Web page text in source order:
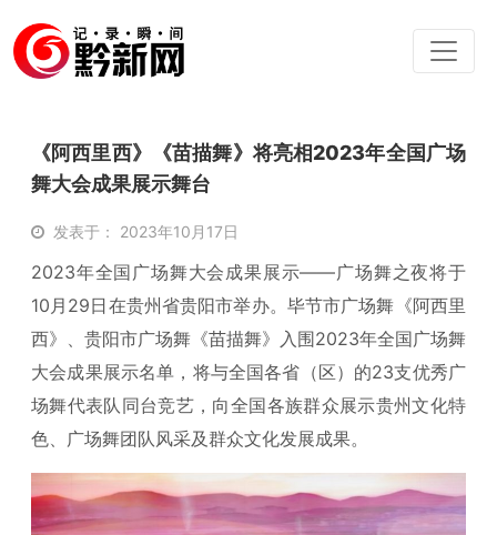
《阿西里西》《苗描舞》将亮相2023年全国广场
舞大会成果展示舞台
发表于： 2023年10月17日
2023年全国广场舞大会成果展示——广场舞之夜将于
10月29日在贵州省贵阳市举办。毕节市广场舞《阿西里
西》、贵阳市广场舞《苗描舞》入围2023年全国广场舞
大会成果展示名单，将与全国各省（区）的23支优秀广
场舞代表队同台竞艺，向全国各族群众展示贵州文化特
色、广场舞团队风采及群众文化发展成果。